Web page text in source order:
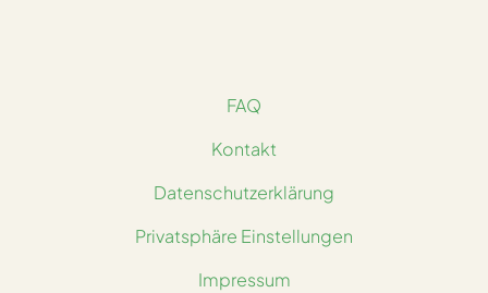
FAQ
Kontakt
Datenschutzerklärung
Privatsphäre Einstellungen
Impressum